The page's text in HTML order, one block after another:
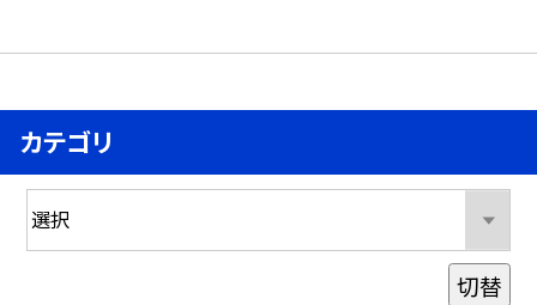
カテゴリ
切替